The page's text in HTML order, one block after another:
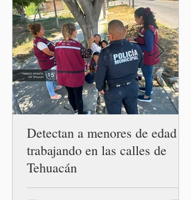
gobernador Alejandro
Armenta Mier inauguró el
Centro LIBRE (Libertad,
Igualdad, Bienestar, Redes,
Emancipación) número 62 y
la Casa Carmen Serdán
número 25 en el estado, la
cuarta en la c
Detectan a menores de edad
trabajando en las calles de
Tehuacán